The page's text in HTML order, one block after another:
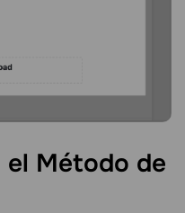
el Método de